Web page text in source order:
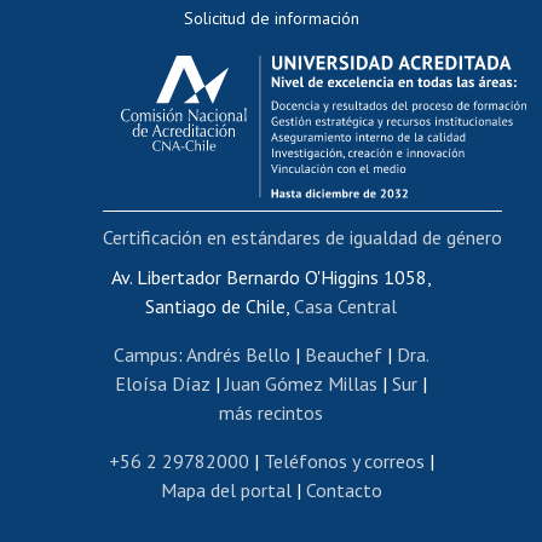
Evaluación docente
Calificación académica
Postulación al AUCAI
Funcionarias/os
Cursos internos de capacitación
Bienestar del personal
Portal de movilidad interna
Certificado de renta
Certificado de renta honorarios
Editar páginas blancas
Extranjeras/os
Revalidación y reconocimiento de títulos
Postulación al Programa de Movilidad Estudiantil
Solicitud de información
Av. Libertador Bernardo O'Higgins 1058,
Santiago de Chile, Casa Central
Campus: Andrés Bello | Beauchef| Dra.
Eloísa Díaz |Juan Gómez Millas | Sur |
más recintos
+56 2 29782000 | Teléfonos y correos |
Mapa del portal| Contacto
Certificación en estándares de igualdad de género